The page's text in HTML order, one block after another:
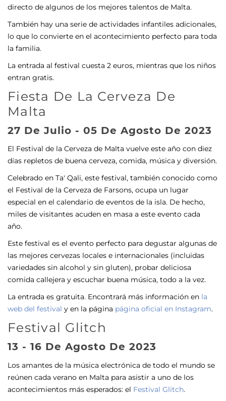
directo de algunos de los mejores talentos de Malta.
También hay una serie de actividades infantiles adicionales,
lo que lo convierte en el acontecimiento perfecto para toda
la familia.
La entrada al festival cuesta 2 euros, mientras que los niños
entran gratis.
Fiesta De La Cerveza De
Malta
27 De Julio - 05 De Agosto De 2023
El Festival de la Cerveza de Malta vuelve este año con diez
días repletos de buena cerveza, comida, música y diversión.
Celebrado en Ta' Qali, este festival, también conocido como
el Festival de la Cerveza de Farsons, ocupa un lugar
especial en el calendario de eventos de la isla. De hecho,
miles de visitantes acuden en masa a este evento cada
año.
Este festival es el evento perfecto para degustar algunas de
las mejores cervezas locales e internacionales (incluidas
variedades sin alcohol y sin gluten), probar deliciosa
comida callejera y escuchar buena música, todo a la vez.
La entrada es gratuita. Encontrará más información en la
web del festival y en la página página oficial en Instagram.
Festival Glitch
13 - 16 De Agosto De 2023
Los amantes de la música electrónica de todo el mundo se
reúnen cada verano en Malta para asistir a uno de los
acontecimientos más esperados: el Festival Glitch.